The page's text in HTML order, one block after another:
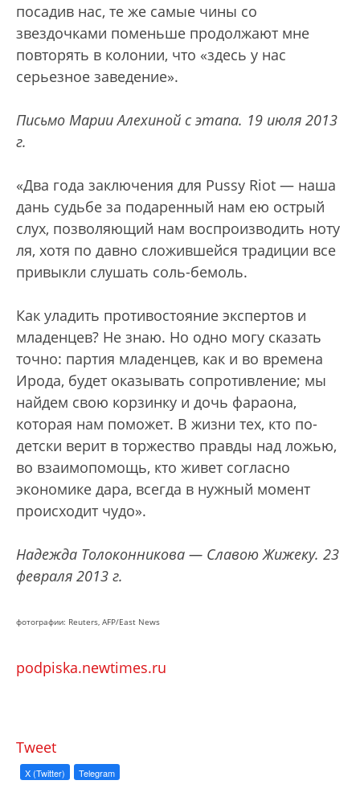
посадив нас, те же самые чины со
звездочками поменьше продолжают мне
повторять в колонии, что «здесь у нас
серьезное заведение».
Письмо Марии Алехиной с этапа. 19 июля 2013
г.
«Два года заключения для Pussy Riot — наша
дань судьбе за подаренный нам ею острый
слух, позволяющий нам воспроизводить ноту
ля, хотя по давно сложившейся традиции все
привыкли слушать соль-бемоль.
Как уладить противостояние экспертов и
младенцев? Не знаю. Но одно могу сказать
точно: партия младенцев, как и во времена
Ирода, будет оказывать сопротивление; мы
найдем свою корзинку и дочь фараона,
которая нам поможет. В жизни тех, кто по-
детски верит в торжество правды над ложью,
во взаимопомощь, кто живет согласно
экономике дара, всегда в нужный момент
происходит чудо».
Надежда Толоконникова — Славою Жижеку. 23
февраля 2013 г.
фотографии: Reuters, AFP/East News
podpiska.newtimes.ru
Tweet
X (Twitter) Telegram